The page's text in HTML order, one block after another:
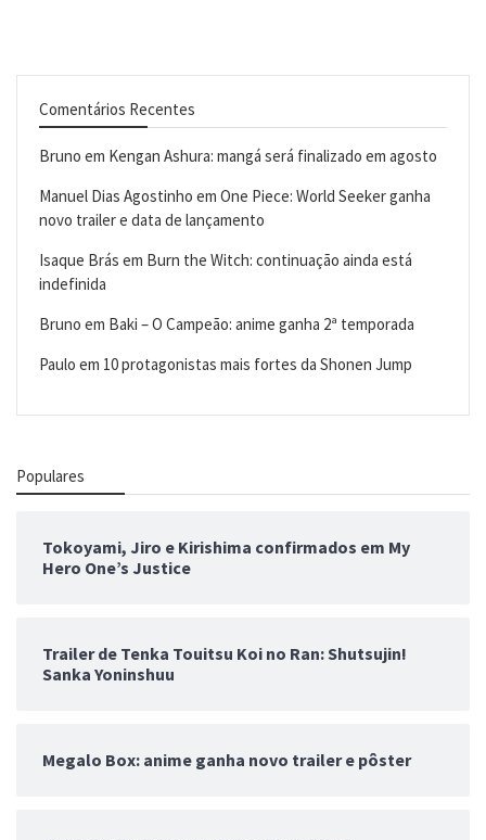
Comentários Recentes
Bruno em Kengan Ashura: mangá será finalizado em agosto
Manuel Dias Agostinho em One Piece: World Seeker ganha
novo trailer e data de lançamento
Isaque Brás em Burn the Witch: continuação ainda está
indefinida
Bruno em Baki – O Campeão: anime ganha 2ª temporada
Paulo em 10 protagonistas mais fortes da Shonen Jump
Populares
Tokoyami, Jiro e Kirishima confirmados em My
Hero One’s Justice
Trailer de Tenka Touitsu Koi no Ran: Shutsujin!
Sanka Yoninshuu
Megalo Box: anime ganha novo trailer e pôster